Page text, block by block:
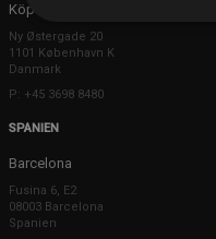
Köpenhamn
Ny Østergade 20
1101 København K
Danmark
P: +45 3698 8480
SPANIEN
Barcelona
Fusina 6, E2
08003 Barcelona
Spanien